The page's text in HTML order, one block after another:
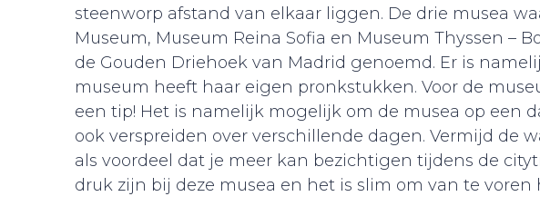
steenworp afstand van elkaar liggen. De drie musea
Museum, Museum Reina Sofia en Museum Thyssen –
de Gouden Driehoek van Madrid genoemd. Er is
museum heeft haar eigen pronkstukken. Voor de
een tip! Het is namelijk mogelijk om de musea op een
ook verspreiden over verschillende dagen. Vermijd de
als voordeel dat je meer kan bezichtigen tijdens de
druk zijn bij deze musea en het is slim om van te